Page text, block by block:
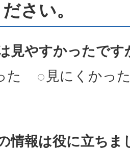
さい。
見やすかったです
た
見にくかっ
情報は役に立ちま